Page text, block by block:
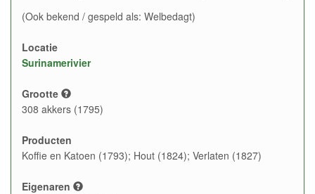
(Ook bekend / gespeld als: Welbedagt)
Locatie
Surinamerivier
Grootte
308 akkers (1795)
Producten
Koffie en Katoen (1793); Hout (1824); Verlaten (1827)
Eigenaren